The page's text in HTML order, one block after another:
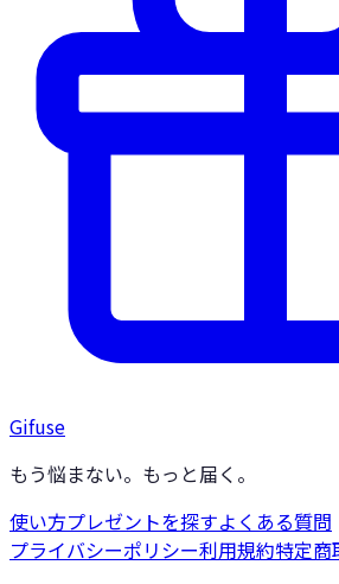
Gifuse
もう悩まない。もっと届く。
使い方プレゼントを探すよくある質問
プライバシーポリシー利用規約特定商